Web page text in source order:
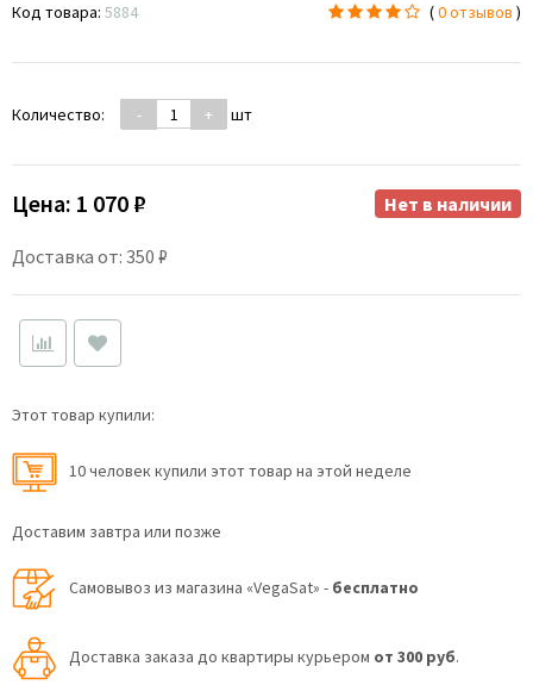
Код товара: 5884 (0 отзывов )
Количество: - + шт
Цена: 1 070 ₽
Доставка от: 350 ₽
Нет в наличии
Этот товар купили:
10 человек купили этот товар на этой неделе
Доставим завтра или позже
Самовывоз из магазина «VegaSat» - бесплатно
Доставка заказа до квартиры курьером от 300 руб.